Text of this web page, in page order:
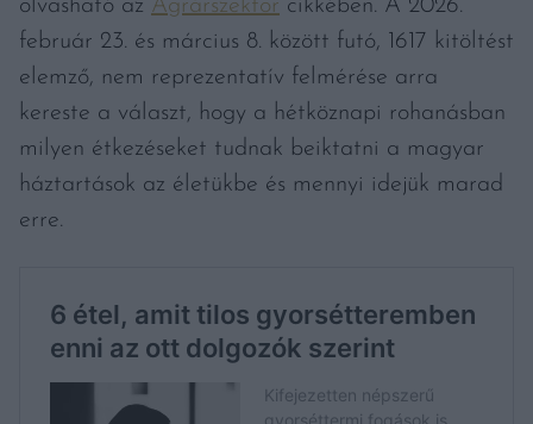
olvasható az Agrárszektor cikkében. A 2026.
február 23. és március 8. között futó, 1617 kitöltést
elemző, nem reprezentatív felmérése arra
kereste a választ, hogy a hétköznapi rohanásban
milyen étkezéseket tudnak beiktatni a magyar
háztartások az életükbe és mennyi idejük marad
erre.